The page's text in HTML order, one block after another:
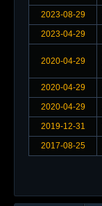
2023-08-29
2023-04-29
2020-04-29
2020-04-29
2020-04-29
2019-12-31
2017-08-25